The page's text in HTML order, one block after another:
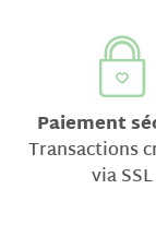
Paiement
Transactions
via SSL